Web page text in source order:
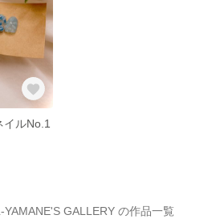
ルNo.1
YAMANE'S GALLERY の作品一覧